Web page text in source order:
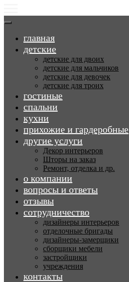
главная
детские
детские для двоих
детские для мальчиков
детские для девочек
детские для троих
гостиные
спальни
кухни
прихожие и гардеробные
другие услуги
Декор интерьеров
Шторы на заказ
Ремонт, отделка и др.
о компании
вопросы и ответы
отзывы
сотрудничество
дизайнеры интерьеров
отделочные бригады
дизайнеры-замерщики
сборщики мебели
застройщики
учреждения
контакты